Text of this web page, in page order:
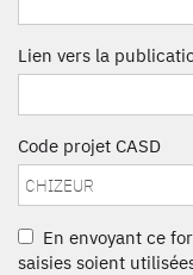
Lien vers la
Code projet CASD
En envoyant ce
saisies soient